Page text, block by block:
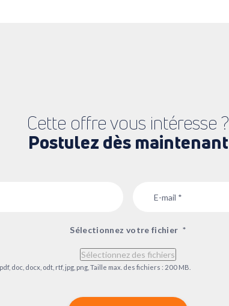
Cette offre vous intéresse ?
Postulez dès maintenant
Sélectionnez votre fichier *
Sélectionnez des fichiers
doc, docx, odt, rtf, jpg, png, Taille max. des fichiers : 200 MB.